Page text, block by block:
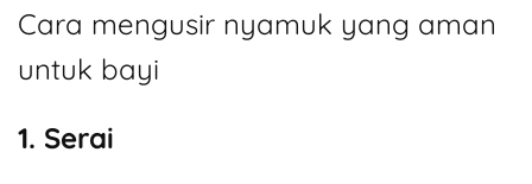
Cara mengusir nyamuk yang aman
untuk bayi
1. Serai